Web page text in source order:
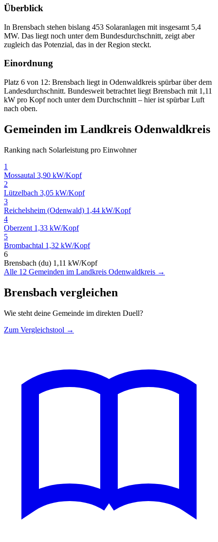
Überblick
In Brensbach stehen bislang 453 Solaranlagen mit insgesamt 5,4
MW. Das liegt noch unter dem Bundesdurchschnitt, zeigt aber
zugleich das Potenzial, das in der Region steckt.
Einordnung
Platz 6 von 12: Brensbach liegt in Odenwaldkreis spürbar über dem
Landesdurchschnitt. Bundesweit betrachtet liegt Brensbach mit 1,11
kW pro Kopf noch unter dem Durchschnitt – hier ist spürbar Luft
nach oben.
Gemeinden im Landkreis Odenwaldkreis
Ranking nach Solarleistung pro Einwohner
1
Mossautal 3,90 kW/Kopf
2
Lützelbach 3,05 kW/Kopf
3
Reichelsheim (Odenwald) 1,44 kW/Kopf
4
Oberzent 1,33 kW/Kopf
5
Brombachtal 1,32 kW/Kopf
6
Brensbach (du) 1,11 kW/Kopf
Alle 12 Gemeinden im Landkreis Odenwaldkreis →
Brensbach vergleichen
Wie steht deine Gemeinde im direkten Duell?
Zum Vergleichstool →